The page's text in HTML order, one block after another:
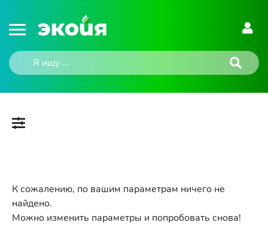
К сожалению, по вашим параметрам ничего не
найдено.
Можно изменить параметры и попробовать снова!